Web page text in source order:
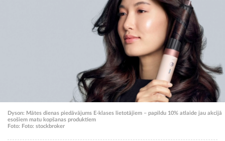
Dyson: Mātes dienas piedāvājums E-klases lietotājiem – papildu 10% atlaide jau akcijā
esošiem matu kopšanas produktiem
Foto: Foto: stockbroker